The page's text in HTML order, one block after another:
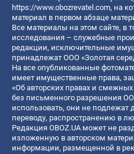
https://www.obozrevatel.com, на
материал в первом абзаце
Все материалы на этом сайте, в
исследования – служебные
редакции, исключительные
принадлежат ООО «Золотая
На все опубликованные
имеет имущественные права,
«Об авторских правах и
без письменного разрешения
использовать, они не подлежат
переводу, распространению в
Редакция OBOZ.UA может не
изложенную в авторском
информации, размещенной в